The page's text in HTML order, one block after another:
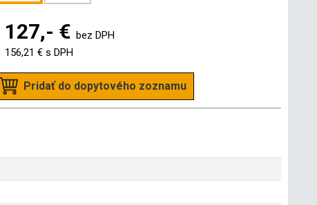
127,- € bez DPH
156,21 € s DPH
Pridať do dopytového zoznamu